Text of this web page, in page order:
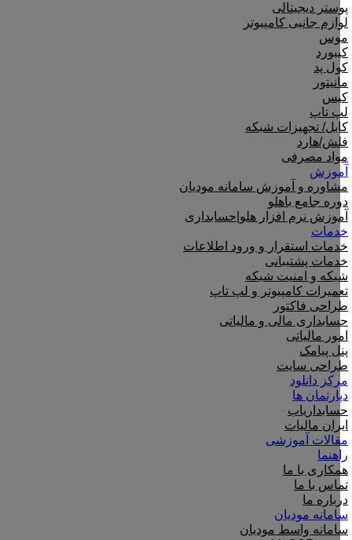
پوستر دیجیتالی
لوازم جانبی کامپیوتر
موس
کیبورد
کول پد
مانیتور
کیس
لپ تاپ
کابل/ تجهیزات شبکه
فلش/هارد
مواد مصرفی
آموزش
مشاوره و آموزش سامانه مودیان
دوره جامع باهلو
آموزش نرم افزار هلو|حسابداری
خدمات
خدمات استقرار و ورود اطلاعات
خدمات پشتیبانی
شبکه و امنیت شبکه
تعمیرات کامپیوتر و لپ تاپ
طراحی فاکتور
حسابداری مالی و مالیاتی
امور مالیاتی
پنل پیامک
طراحی سایت
مرکز دانلود
دپارتمان ها
حسابداریاب
ایران مالیات
مقالات آموزشی
راهنما
همکاری با ما
تماس با ما
درباره ما
سامانه مودیان
سامانه واسط مودیان